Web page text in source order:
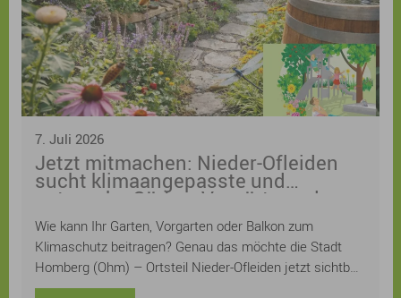
7. Juli 2026
Jetzt mitmachen: Nieder-Ofleiden
sucht klimaangepasste und
naturnahe Gärten, Vorgärten oder
Balkone! Anmeldung ist weiterhin
möglich
Wie kann Ihr Garten, Vorgarten oder Balkon zum
Klimaschutz beitragen? Genau das möchte die Stadt
Homberg (Ohm) – Ortsteil Nieder-Ofleiden jetzt sichtbar
machen – und lädt alle Bürgerinnen und Bürger herzlich